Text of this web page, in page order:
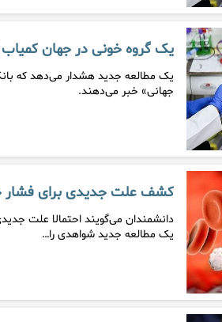
یک گروه خونی در جهان
جهانی» خبر می‌دهند.
کشف علت جدیدی برای فشار
دانشمندان می‌گویند احتمالا علت
یک مطالعه جدید شواهدی را…